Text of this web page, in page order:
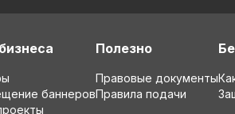
баннеров
Полезно
Правовые документы
Правила подачи